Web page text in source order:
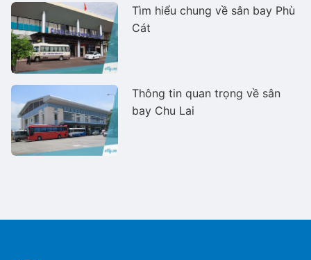
Tìm hiểu chung về sân bay Phù
Cát
Thông tin quan trọng về sân
bay Chu Lai